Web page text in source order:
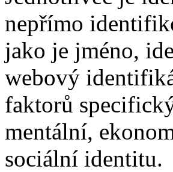
nepřímo
jako je jméno,
webový
faktorů
mentální,
sociální identitu.